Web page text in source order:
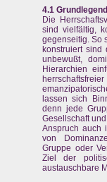
4.1
Die
sind vielfältig,
gegenseitig. So
konstruiert
unbewußt,
Hierarchien
lassen sich
denn jede
Gesellschaft
Anspruch auch
von
Gruppe oder
Ziel der
austauschbare